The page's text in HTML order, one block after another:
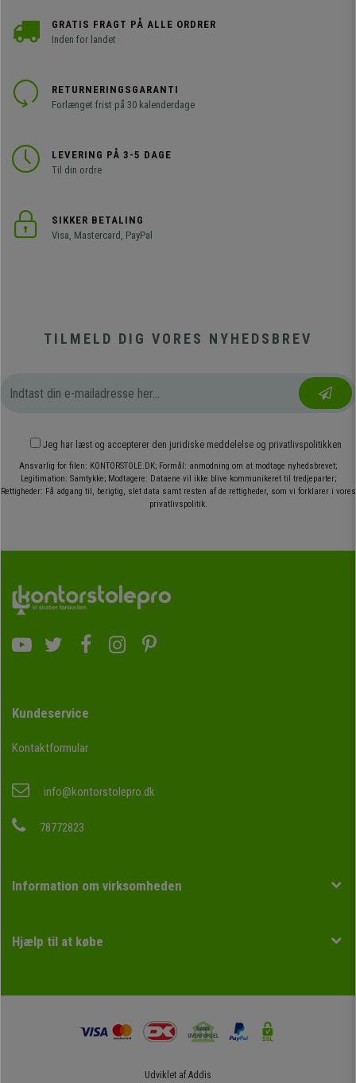
GRATIS FRAGT PÅ ALLE ORDRER
Inden for landet
RETURNERINGSGARANTI
Forlænget frist på 30 kalenderdage
LEVERING PÅ 3-5 DAGE
Til din ordre
SIKKER BETALING
Visa, Mastercard, PayPal
TILMELD DIG VORES NYHEDSBREV
Jeg har læst og accepterer den juridiske meddelelse og privatlivspolitikken
Ansvarlig for filen: KONTORSTOLE.DK; Formål: anmodning om at modtage nyhedsbrevet;
Legitimation: Samtykke; Modtagere: Dataene vil ikke blive kommunikeret til tredjeparter;
Rettigheder: Få adgang til, berigtig, slet data samt resten af de rettigheder, som vi forklarer i vores
privatlivspolitik.
Kundeservice
Kontaktformular
info@kontorstolepro.dk
78772823
Information om virksomheden
Hjælp til at købe
Udviklet afAddis